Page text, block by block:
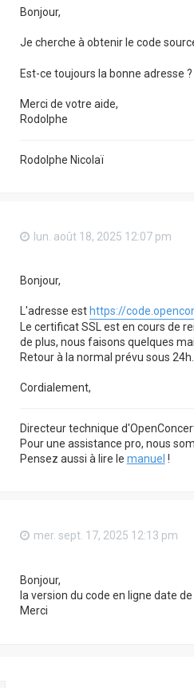
Bonjour,
Je cherche à obtenir le code
Est-ce toujours la bonne adresse ?
Merci de votre aide,
Rodolphe
Rodolphe Nicolaï
lun. août 18, 2025 12:07 pm
Bonjour,
L'adresse est https://
Le certificat SSL est en cours de
de plus, nous faisons quelques
Retour à la normal prévu sous 24h.
Cordialement,
Directeur technique
Pour une assistance pro, nous
Pensez aussi à lire le manuel !
mer. sept. 17, 2025 12:13 pm
Bonjour,
la version du code en ligne date
Merci